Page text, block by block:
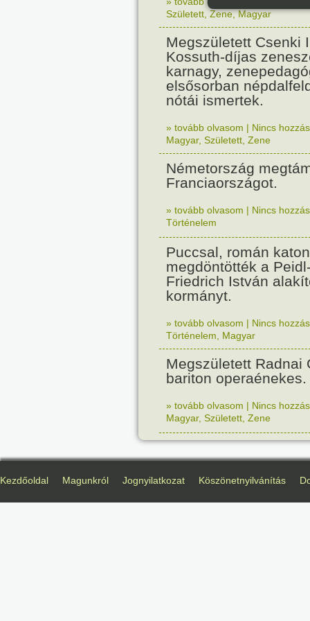
Született ,Zene,Magyar
Megszületett Csenki
Kossuth-díjas
karnagy,
elsősorban
nótái ismertek.
» tovább olvasom | Nincs
Magyar, Született Zene
Németország
Franciaországot.
» tovább olvasom | Nincs
Történelem
Puccsal, román
megdöntötték a
Friedrich István
kormányt.
» tovább olvasom | Nincs
Történelem
Magyar
Megszületett Radnai
bariton operaénekes.
» tovább olvasom | Nincs
Magyar, Született Zene
Kezdőoldal Magunkról Jognyilatkozat Köszönetnyilvánítás